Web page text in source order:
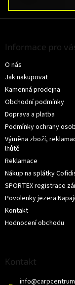
Informace pro
O nás
Jak nakupovat
Kamenná prodejna
Obchodní podmínky
Doprava a platba
Podmínky ochrany
Výměna zboží,
lhůtě
Reklamace
Nákup na splátky
SPORTEX registrace
Povolenky jezera
Kontakt
Hodnocení obchodu
Kontakt
info@